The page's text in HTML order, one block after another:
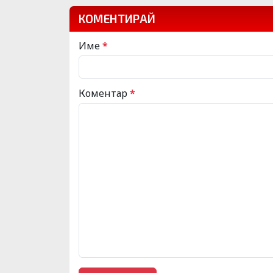
КОМЕНТИРАЙ
Име*
Коментар*